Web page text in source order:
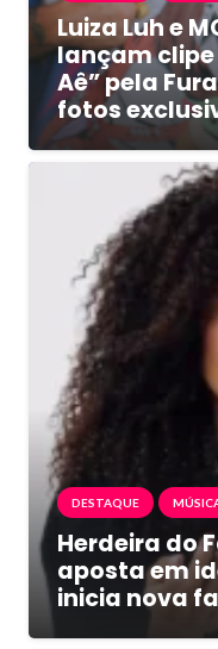
Luiza Luh e
lançam
Aê” pela
fotos
DESTAQUE
Herdeira do
aposta em
inicia nova